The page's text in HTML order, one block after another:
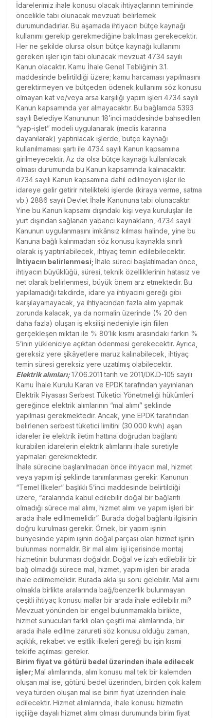
İdarelerimiz ihale konusu olacak ihtiyaçlarının temininde
öncelikle tabi olunacak mevzuatı belirlemek
durumundadırlar. Bu aşamada ihtiyacın bütçe kaynağı
kullanımı gerekip gerekmediğine bakılması gerekecektir.
Her ne şekilde olursa olsun bütçe kaynağı kullanımı
gereken işler için tabi olunacak mevzuat 4734 sayılı
Kanun olacaktır. Kamu İhale Genel Tebliğinin 3.1.
maddesinde belirtildiği üzere; kamu harcaması yapılmasını
gerektirmeyen ve bütçeden ödenek kullanımı söz konusu
olmayan kat ve/veya arsa karşılığı yapım işleri 4734 sayılı
Kanun kapsamında yer almayacaktır. Bu bağlamda 5393
sayılı Belediye Kanununun 18’inci maddesinde bahsedilen
“yap-işlet” modeli uygulanarak (meclis kararına
dayanılarak) yaptırılacak işlerde, bütçe kaynağı
kullanılmaması şartı ile 4734 sayılı Kanun kapsamına
girilmeyecektir. Az da olsa bütçe kaynağı kullanılacak
olması durumunda bu Kanun kapsamında kalınacaktır.
4734 sayılı Kanun kapsamına dahil edilmeyen işler ile
idareye gelir getirir nitelikteki işlerde (kiraya verme, satma
vb.) 2886 sayılı Devlet İhale Kanununa tabi olunacaktır.
Yine bu Kanun kapsamı dışındaki kişi veya kuruluşlar ile
yurt dışından sağlanan yabancı kaynakların, 4734 sayılı
Kanunun uygulanmasını imkânsız kılması halinde, yine bu
Kanuna bağlı kalınmadan söz konusu kaynakla sınırlı
olarak iş yaptırılabilecek, ihtiyaç temin edilebilecektir.
İhtiyacın belirlenmesi; İhale süreci başlatılmadan önce,
ihtiyacın büyüklüğü, süresi, teknik özelliklerinin hatasız ve
net olarak belirlenmesi, büyük önem arz etmektedir. Bu
yapılamadığı takdirde, idare ya ihtiyacını gereği gibi
karşılayamayacak, ya ihtiyacından fazla alım yapmak
zorunda kalacak, ya da normalin üzerinde (% 20 den
daha fazla) oluşan iş eksilişi nedeniyle işin fiilen
gerçekleşen miktarı ile % 80’lik kısmı arasındaki farkın %
5’inin yükleniciye açıktan ödenmesi gerekecektir. Ayrıca,
gereksiz yere şikâyetlere maruz kalınabilecek, ihtiyaç
temin süresi gereksiz yere uzatılmış olabilecektir.
Elektrik alımları;17.06.2011 tarih ve 2011/DK.D-105 sayılı
Kamu İhale Kurulu Kararı ve EPDK tarafından yayınlanan
Elektrik Piyasası Serbest Tüketici Yönetmeliği hükümleri
gereğince elektrik alımlarının “mal alımı” şeklinde
yapılması gerekmektedir. Ancak, yine EPDK tarafından
belirlenen serbest tüketici limitini (30.000 kwh) aşan
idareler ile elektrik iletim hattına doğrudan bağlantı
kurabilen idarelerin elektrik alımlarını ihale suretiyle
yapmaları gerekmektedir.
İhale sürecine başlanılmadan önce ihtiyacın mal, hizmet
veya yapım işi şeklinde tanımlanması gerekir. Kanunun
“Temel İlkeler” başlıklı 5’inci maddesinde belirtildiği
üzere, “aralarında kabul edilebilir doğal bir bağlantı
olmadığı sürece mal alımı, hizmet alımı ve yapım işleri bir
arada ihale edilmemelidir”. Burada doğal bağlantı ilgisinin
doğru kurulması gerekir. Örnek, bir yapım işinin
bünyesinde yapım işinin doğal parçası olan hizmet işinin
bulunması normaldir. Bir mal alımı işi içerisinde montaj
hizmetinin bulunması doğaldır. Doğal ve izah edilebilir bir
bağ olmadığı sürece mal, hizmet, yapım işleri bir arada
ihale edilmemelidir. Burada akla şu soru gelebilir. Mal alımı
olmakla birlikte aralarında bağ/benzerlik bulunmayan
çeşitli ihtiyaç konusu mallar bir arada ihale edilebilir mi?
Mevzuat yönünden bir engel bulunmamakla birlikte,
hizmet sunucuları farklı olan çeşitli mal alımlarında, bir
arada ihale edilme zarureti söz konusu olduğu zaman,
açıklık, rekabet ve eşitlik ilkeleri gereği bu işin kısmi
teklife açılması gerekir.
Birim fiyat ve götürü bedel üzerinden ihale edilecek
işler; Mal alımlarında, alım konusu mal tek bir kalemden
oluşan mal ise, götürü bedel üzerinden, birden çok kalem
veya türden oluşan mal ise birim fiyat üzerinden ihale
edilecektir. Hizmet alımlarında, ihale konusu hizmetin
işçiliğe dayalı hizmet alımı olması durumunda birim fiyat